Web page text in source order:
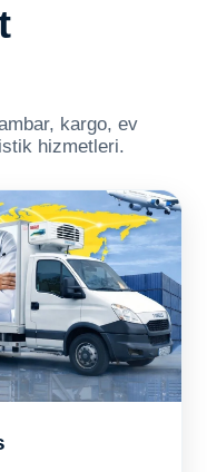
kargo, ev
hizmetleri.